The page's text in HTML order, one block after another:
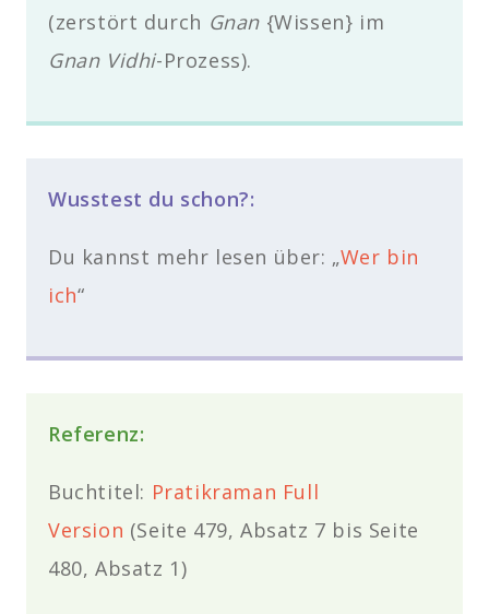
(zerstört durch Gnan {Wissen} im
Gnan Vidhi-Prozess).
Wusstest du schon?:
Du kannst mehr lesen über: „Wer bin
ich“
Referenz:
Buchtitel: Pratikraman Full
Version (Seite 479, Absatz 7 bis Seite
480, Absatz 1)